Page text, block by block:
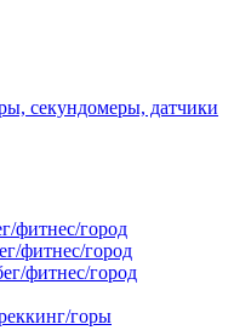
секундомеры, датчики
фитнес/город
фитнес/город
фитнес/город
горы